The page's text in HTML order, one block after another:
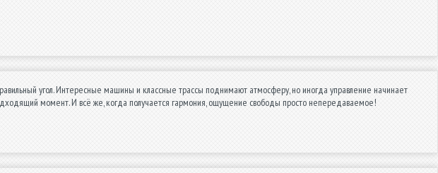
угол. Интересные машины и классные трассы поднимают атмосферу, но иногда управление начинает
момент. И всё же, когда получается гармония, ощущение свободы просто непередаваемое!